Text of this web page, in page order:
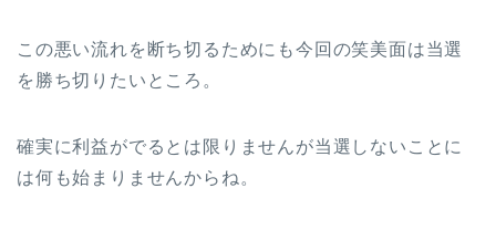
この悪い流れを断ち切るためにも今回の笑美面は当選
を勝ち切りたいところ。
確実に利益がでるとは限りませんが当選しないことに
は何も始まりませんからね。